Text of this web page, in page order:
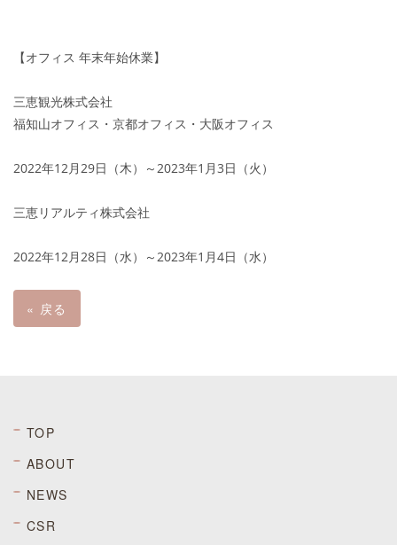
【オフィス 年末年始休業】
三恵観光株式会社
福知山オフィス・京都オフィス・大阪オフィス
2022年12月29日（木）～2023年1月3日（火）
三恵リアルティ株式会社
2022年12月28日（水）～2023年1月4日（水）
« 戻る
TOP
ABOUT
NEWS
CSR